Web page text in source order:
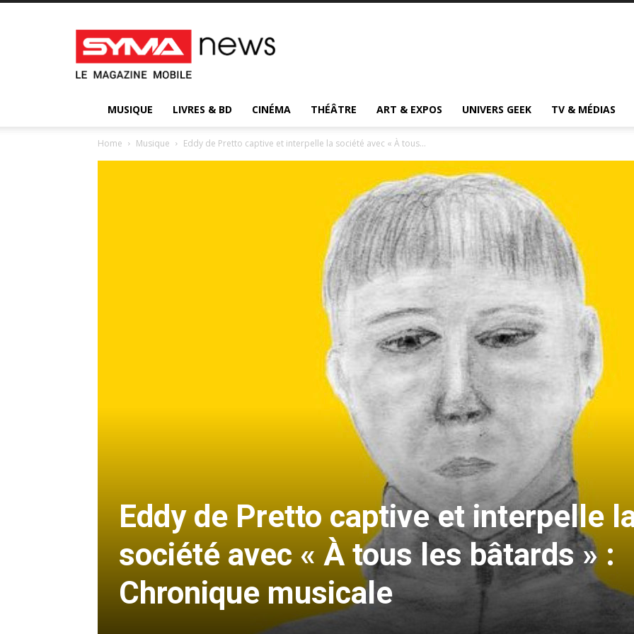
Syma
News
:
votre
d’actualité
MUSIQUE LIVRES & BD CINÉMA THÉÂTRE ART & EXPOS UNIVERS GEEK TV & MÉDIAS
Home Musique Eddy de Pretto captive et interpelle la société avec « À tous...
Eddy de Pretto captive et interpelle
société avec « À tous les bâtards » :
Chronique musicale